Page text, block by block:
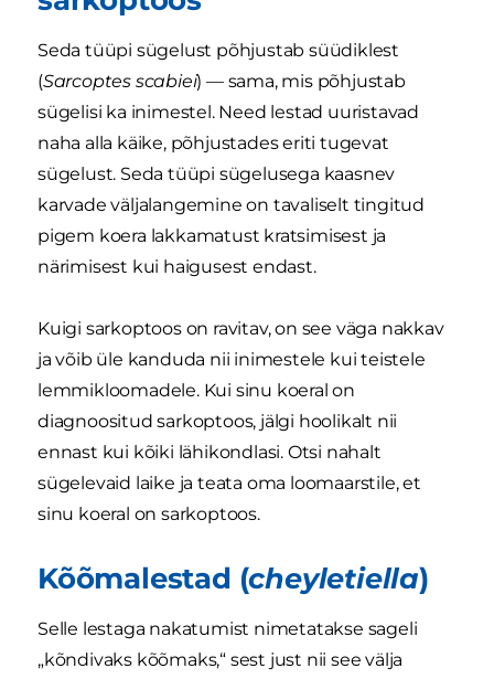
Seda tüüpi sügelust põhjustab süüdiklest
(Sarcoptes scabiei) — sama, mis põhjustab
sügelisi ka inimestel. Need lestad uuristavad
naha alla käike, põhjustades eriti tugevat
sügelust. Seda tüüpi sügelusega kaasnev
karvade väljalangemine on tavaliselt tingitud
pigem koera lakkamatust kratsimisest ja
närimisest kui haigusest endast.
Kuigi sarkoptoos on ravitav, on see väga nakkav
ja võib üle kanduda nii inimestele kui teistele
lemmikloomadele. Kui sinu koeral on
diagnoositud sarkoptoos, jälgi hoolikalt nii
ennast kui kõiki lähikondlasi. Otsi nahalt
sügelevaid laike ja teata oma loomaarstile, et
sinu koeral on sarkoptoos.
Kõõmalestad (cheyletiella)
Selle lestaga nakatumist nimetatakse sageli
„kõndivaks kõõmaks,“ sest just nii see välja